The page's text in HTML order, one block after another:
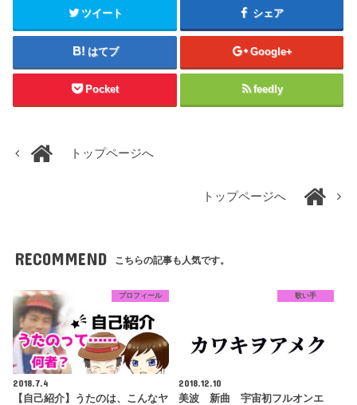
ツイート シェア
はてブ Google+
Pocket feedly
トップページへ
トップページへ
RECOMMEND こちらの記事も人気です。
プロフィール
2018.7.4
【自己紹介】うたのは、こんなヤ
歌い手
2018.12.10
美波 新曲 宇宙初フルオンエ